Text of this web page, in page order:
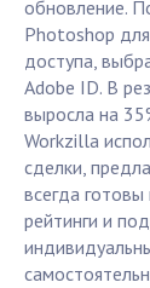
обновление.
Photoshop
доступа,
Adobe ID. В
выросла на
Workzilla
сделки,
всегда
рейтинги и